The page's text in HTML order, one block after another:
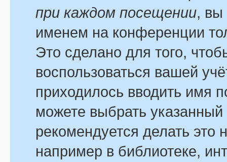
при каждом посещении, вы
именем на конференции
Это сделано для того,
воспользоваться вашей
приходилось вводить имя
можете выбрать
рекомендуется делать
например в библиотеке,